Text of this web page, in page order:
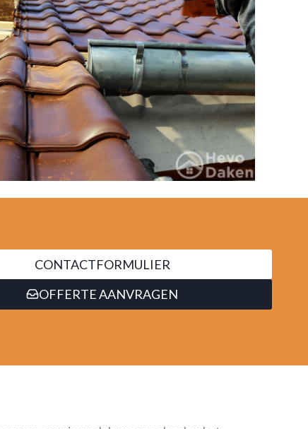
CONTACTFORMULIER
OFFERTE AANVRAGEN